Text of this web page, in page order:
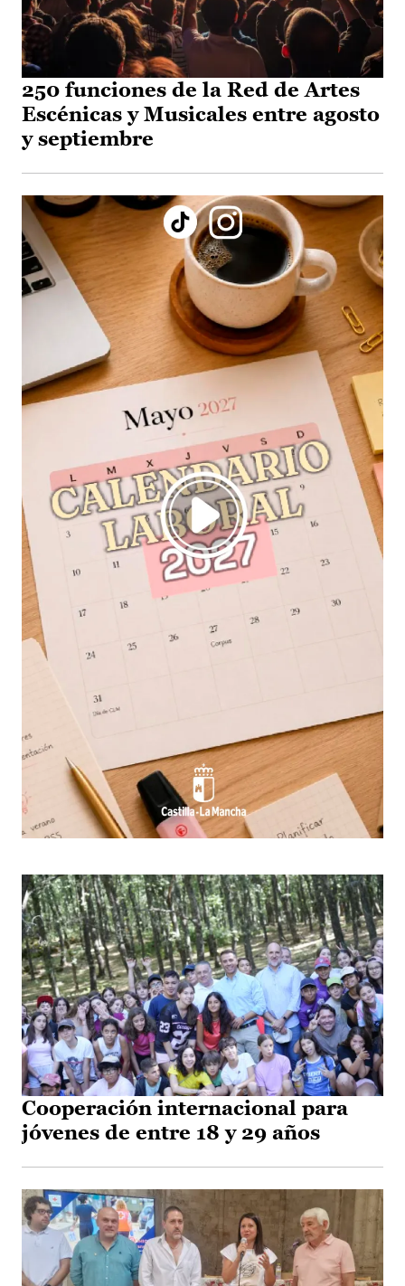
250 funciones de la Red de Artes
Escénicas y Musicales entre agosto
y septiembre
Cooperación internacional para
jóvenes de entre 18 y 29 años